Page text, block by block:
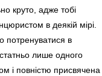
круто, адже тобі
в деякій мірі.
потренуватися в
лише одного
і повністю присвячена